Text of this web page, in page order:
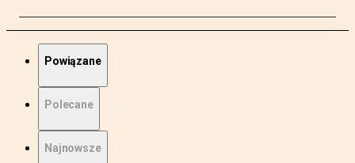
Powiązane
Polecane
Najnowsze